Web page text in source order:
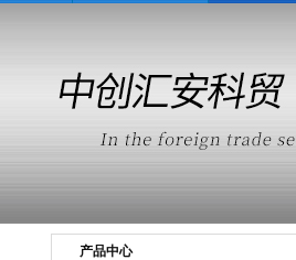
产品中心